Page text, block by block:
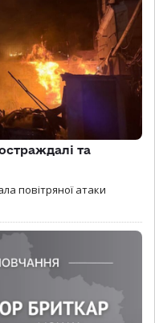
та
повітряної атаки